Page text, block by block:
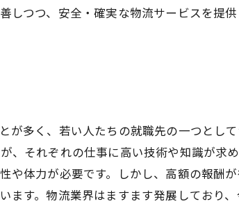
つつ、安全・確実な物流サービスを提
多く、若い人たちの就職先の一つとして
それぞれの仕事に高い技術や知識が求
体力が必要です。しかし、高額の報酬
す。物流業界はますます発展しており